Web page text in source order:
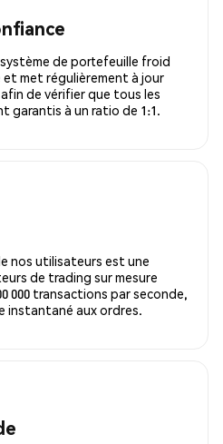
de portefeuille froid
met régulièrement à jour
afin de vérifier que tous les
garantis à un ratio de 1:1.
nos utilisateurs est une
de trading sur mesure
000 transactions par seconde,
instantané aux ordres.